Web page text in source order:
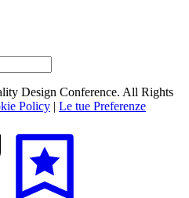
Design Conference. All Rights
Policy | Le tue Preferenze